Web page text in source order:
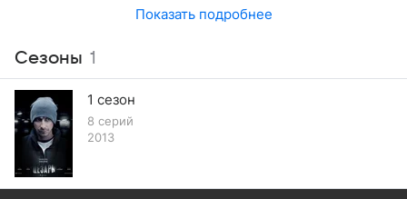
Показать подробнее
Сезоны 1
1 сезон
8 серий
2013